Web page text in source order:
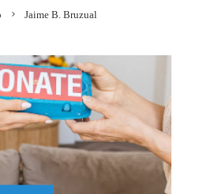
Jaime B. Bruzual